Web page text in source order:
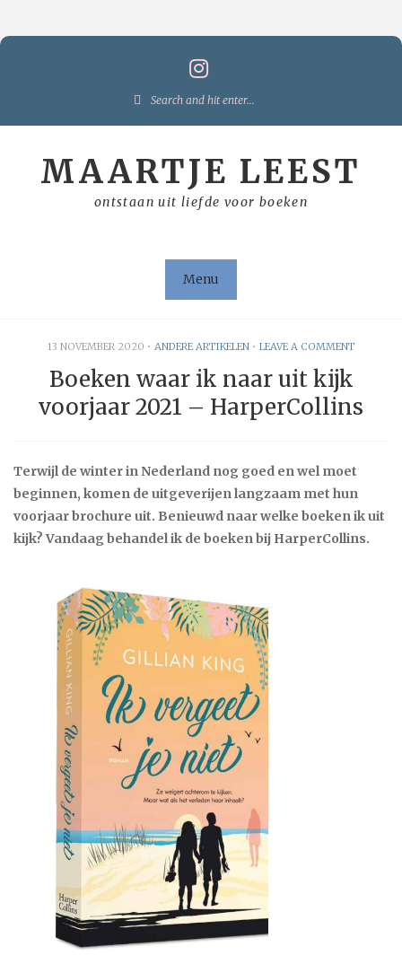
Search
MAARTJE LEEST
ontstaan uit liefde voor boeken
Menu
13 NOVEMBER 2020 • ANDERE ARTIKELEN• LEAVE A COMMENT
Boeken waar ik naar uit kijk
voorjaar 2021 – HarperCollins
Terwijl de winter in Nederland nog goed en wel moet
beginnen, komen de uitgeverijen langzaam met hun
voorjaar brochure uit. Benieuwd naar welke boeken ik uit
kijk? Vandaag behandel ik de boeken bij HarperCollins.